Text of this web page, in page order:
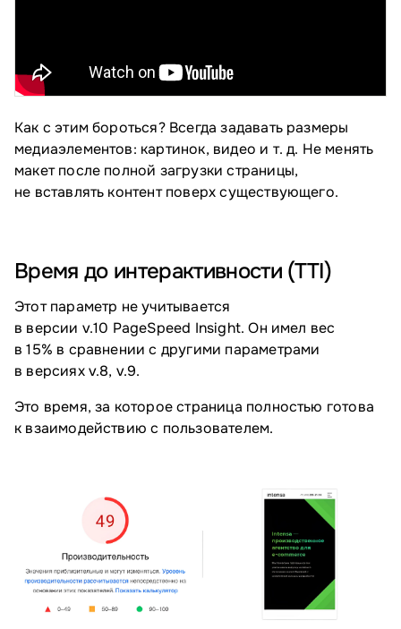
Как с этим бороться? Всегда задавать размеры
медиаэлементов: картинок, видео и т. д. Не менять
макет после полной загрузки страницы,
не вставлять контент поверх существующего.
Время до интерактивности (TTI)
Этот параметр не учитывается
в версии v.10 PageSpeed Insight. Он имел вес
в 15% в сравнении с другими параметрами
в версиях v.8, v.9.
Это время, за которое страница полностью готова
к взаимодействию с пользователем.